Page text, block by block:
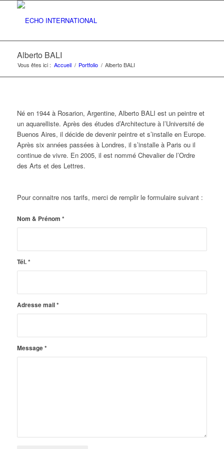
Alberto BALI
Vous êtes ici : Accueil / Portfolio / Alberto BALI
Né en 1944 à Rosarion, Argentine, Alberto BALI est un peintre et
un aquarelliste. Après des études d’Architecture à l’Université de
Buenos Aires, il décide de devenir peintre et s’installe en Europe.
Après six années passées à Londres, il s’installe à Paris ou il
continue de vivre. En 2005, il est nommé Chevalier de l’Ordre
des Arts et des Lettres.
Pour connaitre nos tarifs, merci de remplir le formulaire suivant :
Nom & Prénom *
Tél.*
Adresse mail*
Message*